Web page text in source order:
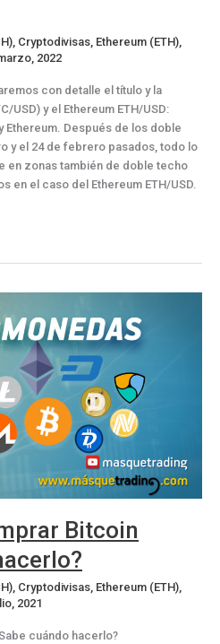
, Cryptodivisas, Ethereum (ETH),
2022
con detalle el título y la
USD) y el Ethereum ETH/USD:
Ethereum. Después de los doble
y el 24 de febrero pasados, todo lo
en zonas también de doble techo
en el caso del Ethereum ETH/USD.
Bitcoin
, Cryptodivisas, Ethereum (ETH),
2021
cuándo hacerlo?